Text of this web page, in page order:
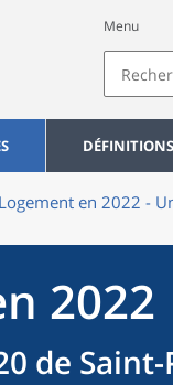
Menu
Logement en 2022 -
2022
de